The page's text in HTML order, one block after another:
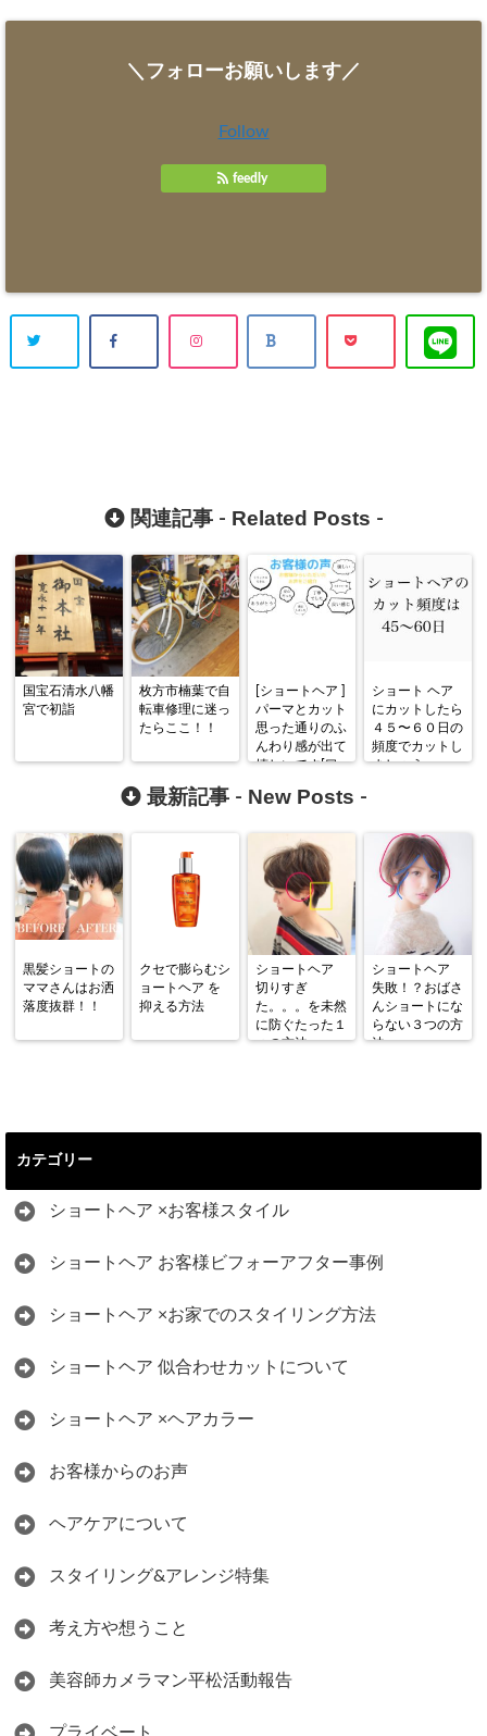
＼フォローお願いします／
Follow
feedly
関連記事 - Related Posts -
国宝石清水八幡
宮で初詣
枚方市楠葉で自
転車修理に迷っ
たらここ！！
[ショートヘア ]
パーマとカット
思った通りのふ
んわり感が出て
嬉しいです[口
ショート ヘア
にカットしたら
４５〜６０日の
頻度でカットし
ましょう
最新記事 - New Posts -
黒髪ショートの
ママさんはお洒
落度抜群！！
クセで膨らむシ
ョートヘア を
抑える方法
ショートヘア
切りすぎ
た。。。を未然
に防ぐたった１
つの方法
ショートヘア
失敗！？おばさ
んショートにな
らない３つの方
法
カテゴリー
ショートヘア ×お客様スタイル
ショートヘア お客様ビフォーアフター事例
ショートヘア ×お家でのスタイリング方法
ショートヘア 似合わせカットについて
ショートヘア ×ヘアカラー
お客様からのお声
ヘアケアについて
スタイリング&アレンジ特集
考え方や想うこと
美容師カメラマン平松活動報告
プライベート